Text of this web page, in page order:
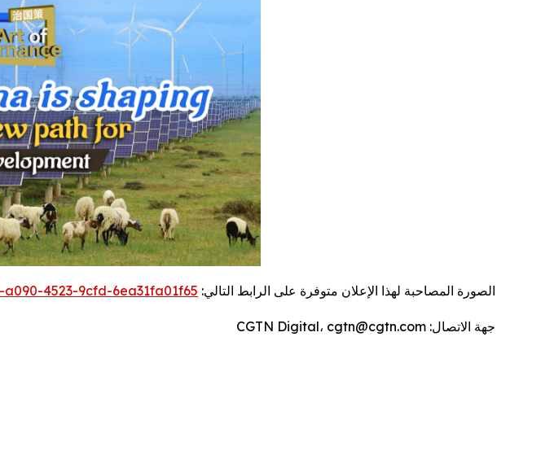
الصورة المصاحبة لهذا الإعلان متوفرة على الرابط التالي: 4523-9cfd-6ea31fa01f65
جهة الاتصال: CGTN Digital، cgtn@cgtn.com